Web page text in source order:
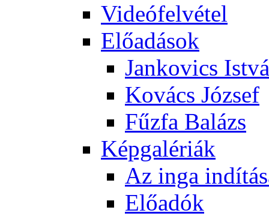
Vi­de­ó­fel­vé­tel
Elő­adá­sok
Jan­ko­vics
Ko­vács Jó­zsef
Fűz­fa Ba­lázs
Kép­ga­lé­ri­ák
Az in­ga
Elő­adók